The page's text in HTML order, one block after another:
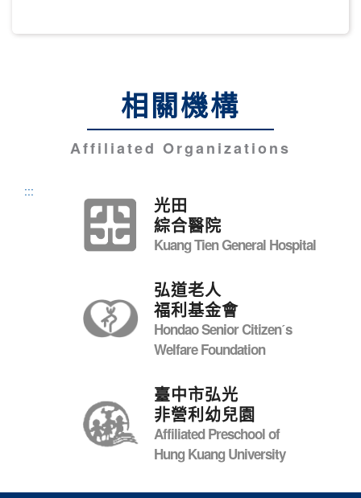
相關機構
Affiliated Organizations
:::
光田
綜合醫院
Kuang Tien General Hospital
弘道老人
福利基金會
Hondao Senior Citizenˊs
Welfare Foundation
臺中市弘光
非營利幼兒園
Affiliated Preschool of
Hung Kuang University